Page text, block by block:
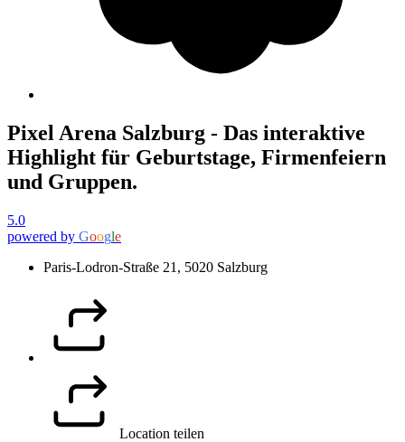
Pixel Arena Salzburg - Das interaktive
Highlight für Geburtstage, Firmenfeiern
und Gruppen.
5.0
powered by Google
Paris-Lodron-Straße 21, 5020 Salzburg
Location teilen